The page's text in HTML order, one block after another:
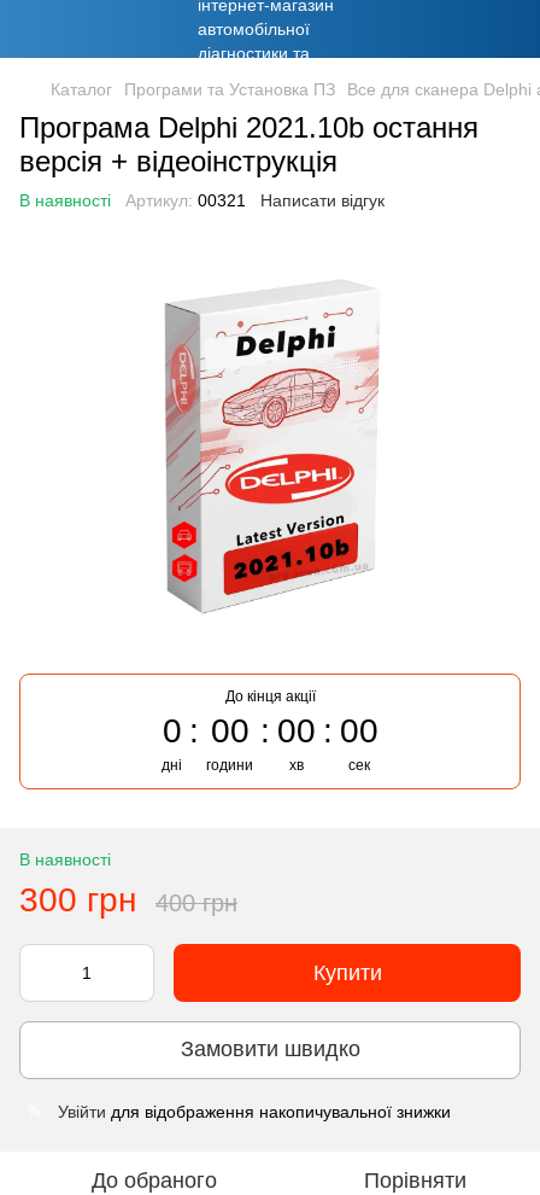
Каталог Програми та Установка ПЗ Все для сканера Delphi
Програма Delphi 2021.10b остання
версія + відеоінструкція
В наявності Артикул: 00321 Написати відгук
До кінця акції
0
дні
00
години
00
хв
00
сек
В наявності
300 грн 400 грн
Купити
Замовити швидко
Увійти для відображення накопичувальної знижки
До обраного Порівняти